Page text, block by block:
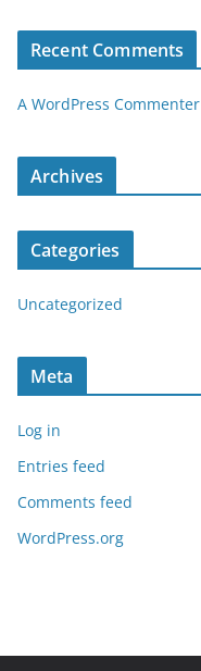
Recent Comments
A WordPress Commenter
Archives
Categories
Uncategorized
Meta
Log in
Entries feed
Comments feed
WordPress.org